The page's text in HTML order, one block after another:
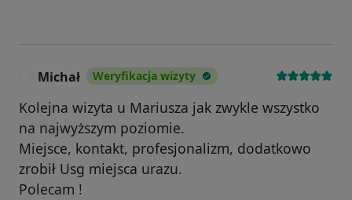
Michał Weryfikacja wizyty
Kolejna wizyta u Mariusza jak zwykle wszystko
na najwyższym poziomie.
Miejsce, kontakt, profesjonalizm, dodatkowo
zrobił Usg miejsca urazu.
Polecam !